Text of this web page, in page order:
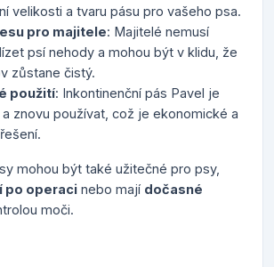
velikosti a tvaru pásu pro vašeho psa.
pro majitele: Majitelé nemusí
psí nehody a mohou být v klidu, že
zůstane čistý.
použití: Inkontinenční pás Pavel je
znovu používat, což je ekonomické a
mohou být také užitečné pro psy,
po operaci nebo mají dočasné
moči.